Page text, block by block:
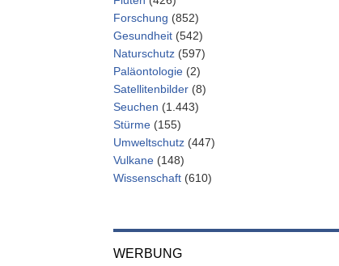
Forschung (852)
Gesundheit (542)
Naturschutz (597)
Paläontologie (2)
Satellitenbilder (8)
Seuchen (1.443)
Stürme (155)
Umweltschutz (447)
Vulkane (148)
Wissenschaft (610)
WERBUNG